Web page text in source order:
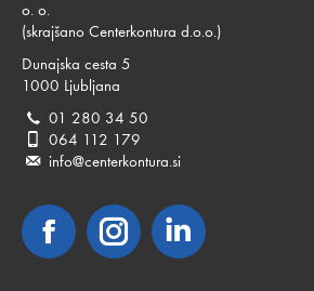
o. o.
(skrajšano Centerkontura d.o.o.)
Dunajska cesta 5
1000 Ljubljana
01 280 34 50
064 112 179
info@centerkontura.si
Facebook
InstagramLinkedin